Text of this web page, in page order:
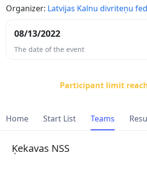
Organizer: Latvijas Kalnu divriteņu
08/13/2022
The date of the event
Participant limit
Home Start List Teams
Ķekavas NSS